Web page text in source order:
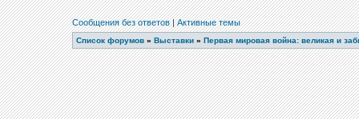
Сообщения без ответов|Активные темы
Список форумов » Выставки » Первая мировая война: великая и